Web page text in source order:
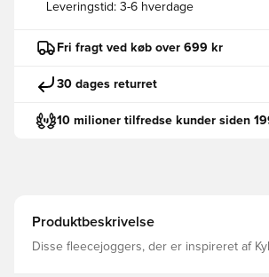
Leveringstid: 3-6 hverdage
Fri fragt ved køb over 699 kr
30 dages returret
10 milioner tilfredse kunder siden
Produktbeskrivelse
Disse fleecejoggers, der er inspireret af